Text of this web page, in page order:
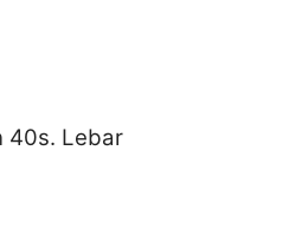
40s. Lebar